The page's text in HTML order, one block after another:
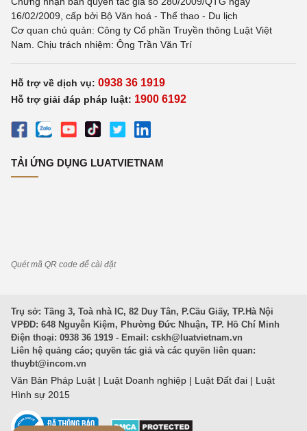
16/02/2009, cấp bởi Bộ Văn hoá - Thể thao - Du lịch
Cơ quan chủ quản: Công ty Cổ phần Truyền thông Luật Việt
Nam. Chịu trách nhiệm: Ông Trần Văn Trí
Hỗ trợ về dịch vụ: 0938 36 1919
Hỗ trợ giải đáp pháp luật: 1900 6192
TẢI ỨNG DỤNG LUATVIETNAM
Quét mã QR code để cài đặt
Trụ sở: Tầng 3, Toà nhà IC, 82 Duy Tân, P.Cầu Giấy, TP.Hà Nội
VPĐD: 648 Nguyễn Kiệm, Phường Đức Nhuận, TP. Hồ Chí Minh
Điện thoại: 0938 36 1919 - Email: cskh@luatvietnam.vn
Liên hệ quảng cáo; quyền tác giả và các quyền liên quan:
thuybt@incom.vn
Văn Bản Pháp Luật | Luật Doanh nghiệp | Luật Đất đai | Luật
Hình sự 2015